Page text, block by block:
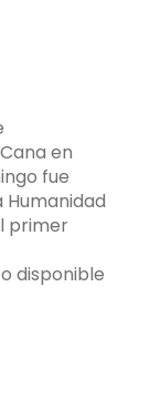
en
fue
Humanidad
primer
disponible